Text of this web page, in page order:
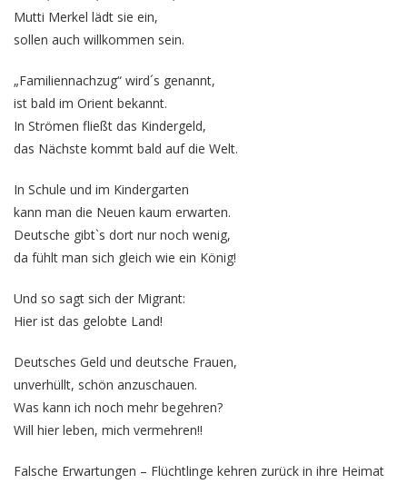
Mutti Merkel lädt sie ein,
sollen auch willkommen sein.
„Familiennachzug“ wird´s genannt,
ist bald im Orient bekannt.
In Strömen fließt das Kindergeld,
das Nächste kommt bald auf die Welt.
In Schule und im Kindergarten
kann man die Neuen kaum erwarten.
Deutsche gibt`s dort nur noch wenig,
da fühlt man sich gleich wie ein König!
Und so sagt sich der Migrant:
Hier ist das gelobte Land!
Deutsches Geld und deutsche Frauen,
unverhüllt, schön anzuschauen.
Was kann ich noch mehr begehren?
Will hier leben, mich vermehren!!
Falsche Erwartungen – Flüchtlinge kehren zurück in ihre Heimat